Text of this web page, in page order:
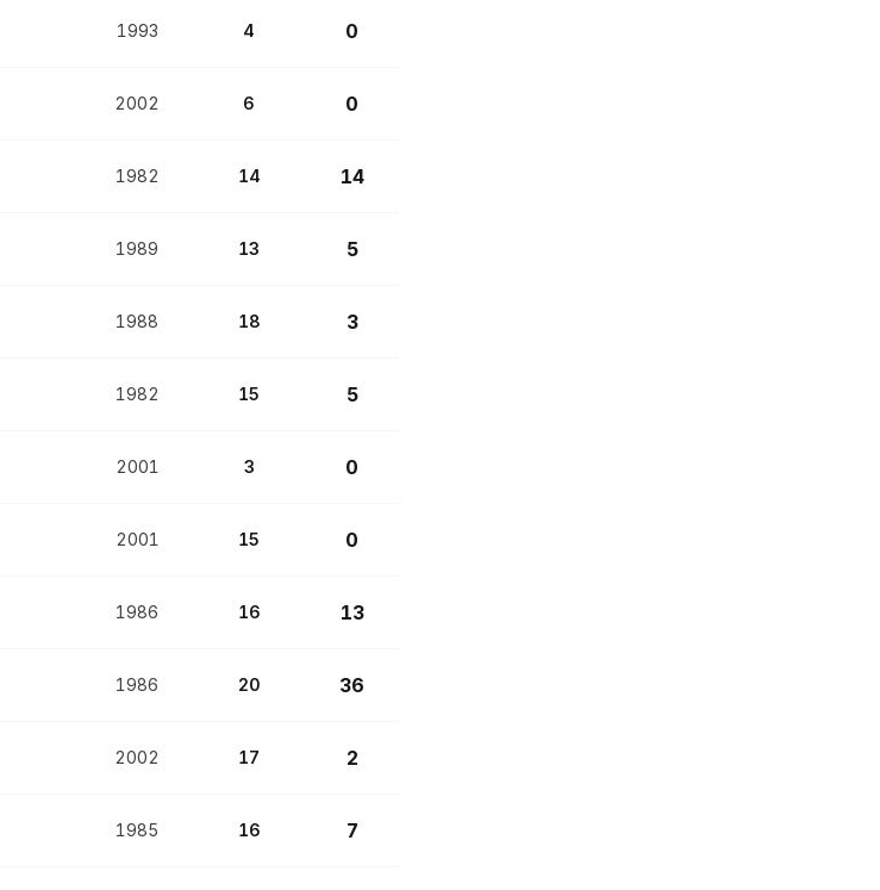
1993 4 0
2002 6 0
1982 14 14
1989 13 5
1988 18 3
1982 15 5
2001 3 0
2001 15 0
1986 16 13
1986 20 36
2002 17 2
1985 16 7